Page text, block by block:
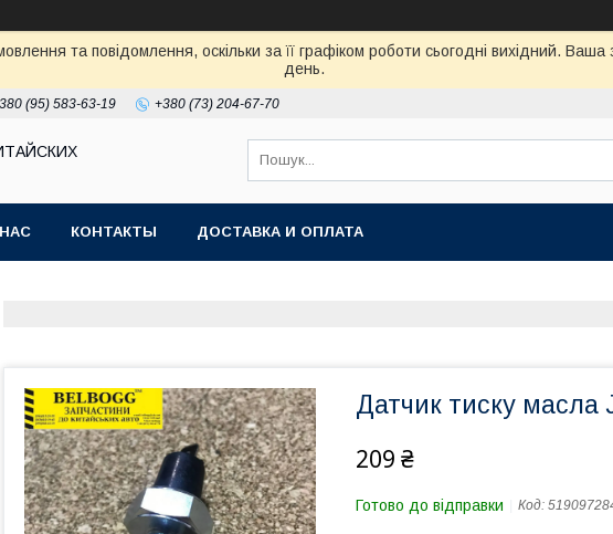
та повідомлення, оскільки за її графіком роботи сьогодні вихідний.
день.
(95) 583-63-19 +380 (73) 204-67-70
КОНТАКТЫ ДОСТАВКА И ОПЛАТА
Датчик тиску
209 ₴
Готово до відправки Код: